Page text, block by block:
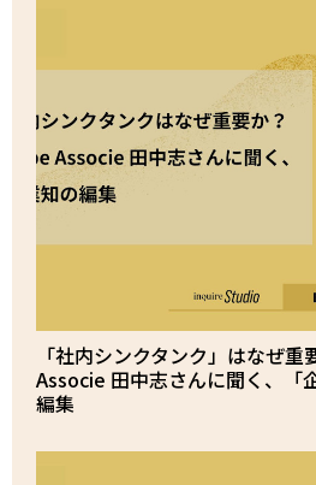
「社内シンクタンク」はなぜ重
Associe 田中志さんに聞く、「
編集